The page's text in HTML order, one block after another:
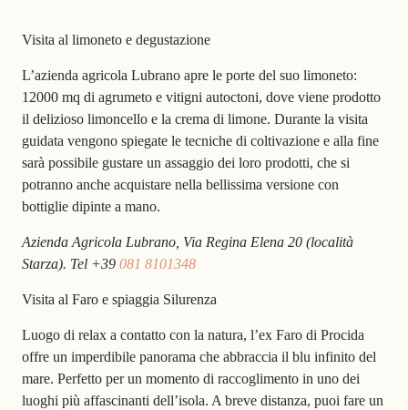
Visita al limoneto e degustazione
L’azienda agricola Lubrano apre le porte del suo limoneto:
12000 mq di agrumeto e vitigni autoctoni, dove viene prodotto
il delizioso limoncello e la crema di limone. Durante la visita
guidata vengono spiegate le tecniche di coltivazione e alla fine
sarà possibile gustare un assaggio dei loro prodotti, che si
potranno anche acquistare nella bellissima versione con
bottiglie dipinte a mano.
Azienda Agricola Lubrano, Via Regina Elena 20 (località
Starza). Tel +39 081 8101348
Visita al Faro e spiaggia Silurenza
Luogo di relax a contatto con la natura, l’ex Faro di Procida
offre un imperdibile panorama che abbraccia il blu infinito del
mare. Perfetto per un momento di raccoglimento in uno dei
luoghi più affascinanti dell’isola. A breve distanza, puoi fare un